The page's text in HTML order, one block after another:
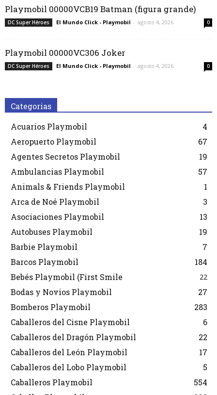
Playmobil 00000VCB19 Batman (figura grande)
DC Super Héroes El Mundo Click - Playmobil - agosto 4, 2026 0
Playmobil 00000VC306 Joker
DC Super Héroes El Mundo Click - Playmobil - agosto 4, 2026 0
Categorias
Acuarios Playmobil
4
Aeropuerto Playmobil
67
Agentes Secretos Playmobil
19
Ambulancias Playmobil
57
Animals & Friends Playmobil
1
Arca de Noé Playmobil
3
Asociaciones Playmobil
13
Autobuses Playmobil
19
Barbie Playmobil
7
Barcos Playmobil
184
Bebés Playmobil (First Smile
22
Bodas y Novios Playmobil
27
Bomberos Playmobil
283
Caballeros del Cisne Playmobil
6
Caballeros del Dragón Playmobil
22
Caballeros del León Playmobil
17
Caballeros del Lobo Playmobil
5
Caballeros Playmobil
554